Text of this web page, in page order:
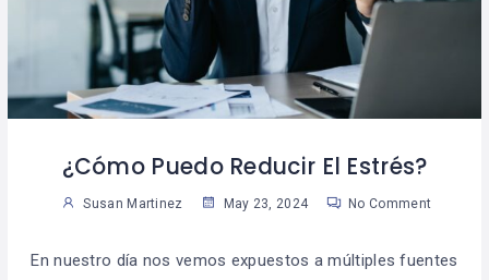
¿Cómo Puedo Reducir El Estrés?
Susan Martinez May 23, 2024 No Comment
En nuestro día nos vemos expuestos a múltiples fuentes